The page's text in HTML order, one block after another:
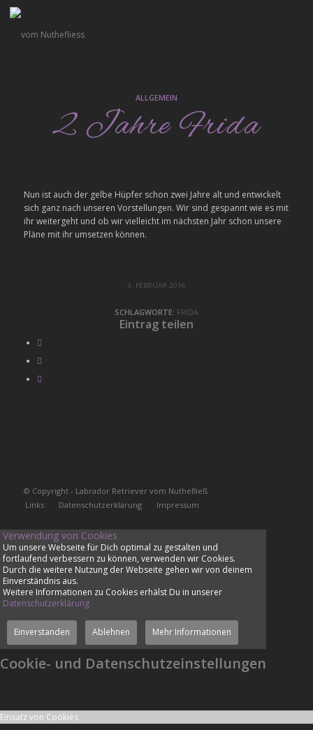
ALLGEMEIN
2 Jahre Frida
Nun ist auch der gelbe Hüpfer schon zwei Jahre alt und entwickelt
sich ganz nach unseren Vorstellungen. Wir sind gespannt wie es mit
ihr weitergeht und ob wir vielleicht im nächsten Jahr schon unsere
Pläne mit ihr umsetzen können.
3. FEBRUAR 2016
SCHLAGWORTE: FRIDA
Eintrag teilen
© Copyright - Labrador Retriever vom Nuthefließ
Links
Datenschutzerklärung Impressum
Verwendung von Cookies
Um unsere Webseite für Dich optimal zu gestalten und
fortlaufend verbessern zu können, verwenden wir Cookies.
Durch die weitere Nutzung der Webseite gehen wir von deinem
Einverständnis aus.
Weitere Informationen zu Cookies erhälst Du in unserer
Datenschutzerklärung
Einverstanden Ablehnen Mehr Informationen
Cookie- und Datenschutzeinstellungen
Einsatz von Cookies